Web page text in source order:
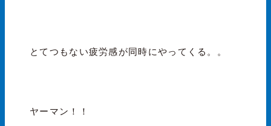
とてつもない疲労感が同時にやってくる。。
ヤーマン！！